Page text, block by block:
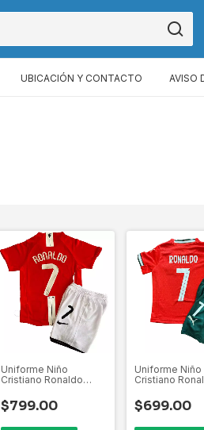
UBICACIÓN Y CONTACTO AVISO
Uniforme Niño
Cristiano Ronaldo
2007-2008
Champions League
$799.00
Uniforme Niño
Cristiano
$699.00